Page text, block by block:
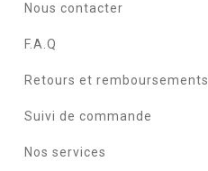
Nous contacter
F.A.Q
Retours et remboursements
Suivi de commande
Nos services